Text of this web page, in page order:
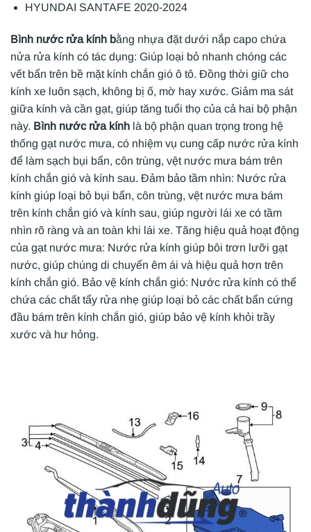
HYUNDAI SANTAFE 2020-2024
Bình nước rửa kính bằng nhựa đặt dưới nắp capo chứa
nửa rửa kính có tác dụng: Giúp loại bỏ nhanh chóng các
vết bẩn trên bề mặt kính chắn gió ô tô. Đồng thời giữ cho
kính xe luôn sạch, không bị ố, mờ hay xước. Giảm ma sát
giữa kính và cần gạt, giúp tăng tuổi thọ của cả hai bộ phận
này. Bình nước rửa kính là bộ phận quan trọng trong hệ
thống gạt nước mưa, có nhiệm vụ cung cấp nước rửa kính
để làm sạch bụi bẩn, côn trùng, vệt nước mưa bám trên
kính chắn gió và kính sau. Đảm bảo tầm nhìn: Nước rửa
kính giúp loại bỏ bụi bẩn, côn trùng, vệt nước mưa bám
trên kính chắn gió và kính sau, giúp người lái xe có tầm
nhìn rõ ràng và an toàn khi lái xe. Tăng hiệu quả hoạt động
của gạt nước mưa: Nước rửa kính giúp bôi trơn lưỡi gạt
nước, giúp chúng di chuyển êm ái và hiệu quả hơn trên
kính chắn gió. Bảo vệ kính chắn gió: Nước rửa kính có thể
chứa các chất tẩy rửa nhẹ giúp loại bỏ các chất bẩn cứng
đầu bám trên kính chắn gió, giúp bảo vệ kính khỏi trầy
xước và hư hỏng.